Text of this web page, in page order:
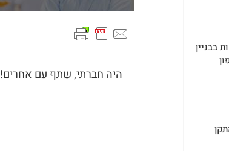
היה חברתי, שתף עם אחרים!
בבניין